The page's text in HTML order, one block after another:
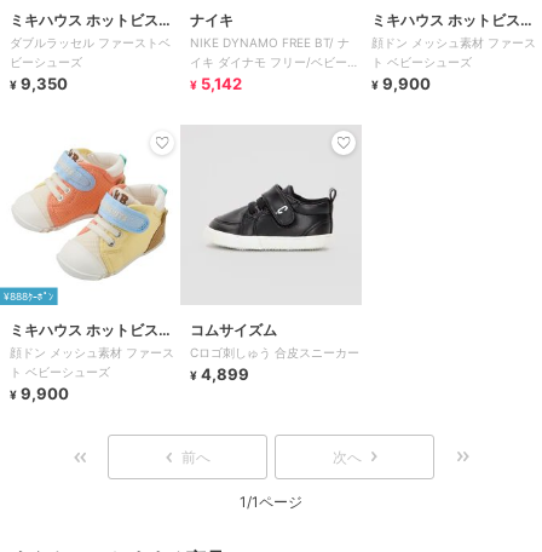
ミキハウス ホットビスケ
ッツ
ダブルラッセル ファーストベ
ビーシューズ
¥ 9,350
ナイキ
NIKE DYNAMO FREE BT/ ナ
イキ ダイナモ フリー/ベビー/
スリッポン
¥ 5,142
ミキハウス ホットビスケ
ッツ
顔ドン メッシュ素材 ファース
ト ベビーシューズ
¥ 9,900
¥888ｸｰﾎﾟﾝ
ミキハウス ホットビスケ
ッツ
顔ドン メッシュ素材 ファース
ト ベビーシューズ
¥ 9,900
コムサイズム
Cロゴ刺しゅう 合皮スニーカー
¥ 4,899
前へ 次へ
1/1ページ